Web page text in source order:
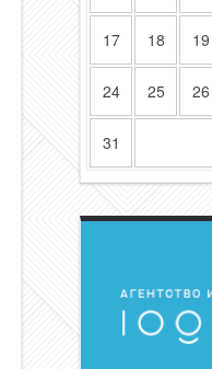
17 18 19
24 25 26
31